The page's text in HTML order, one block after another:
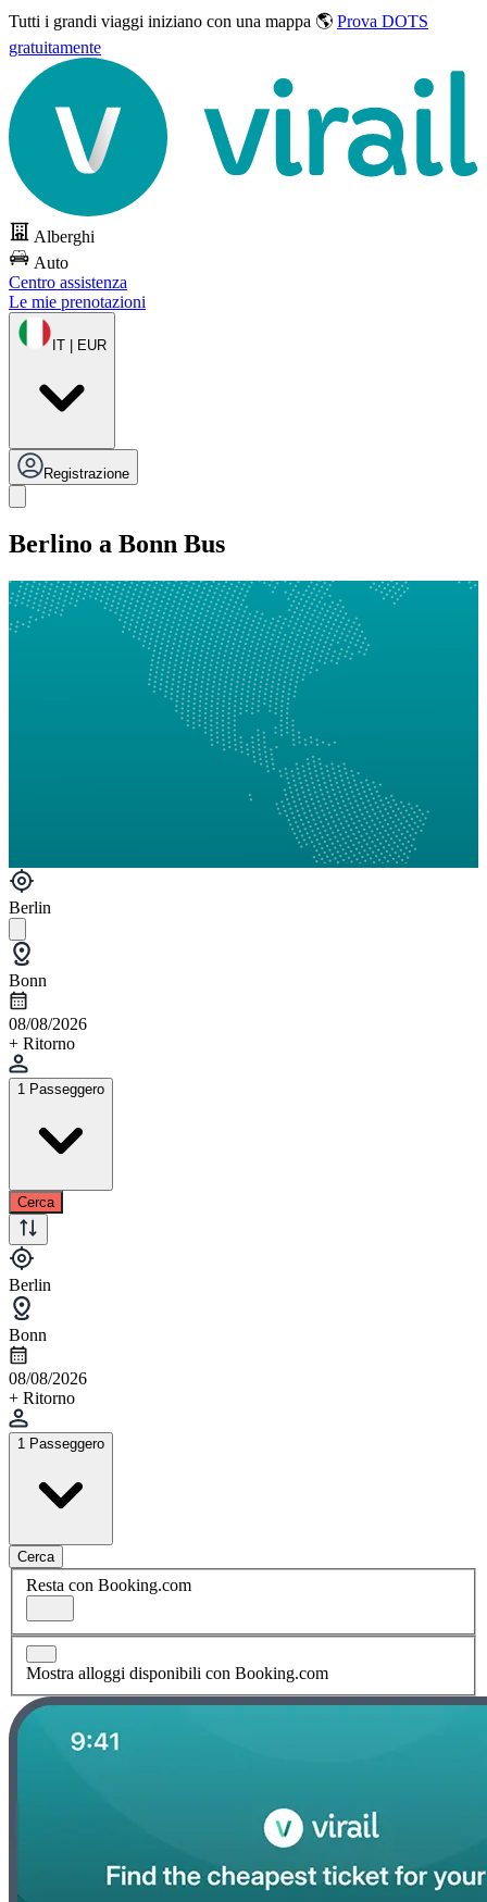
Tutti i grandi viaggi iniziano con una mappa 🌎 Prova DOTS
gratuitamente
Alberghi
Auto
Centro assistenza
Le mie prenotazioni
IT | EUR
Registrazione
Berlino a Bonn Bus
Berlin
Bonn
08/08/2026
+ Ritorno
1 Passeggero
Cerca
Berlin
Bonn
08/08/2026
+ Ritorno
1 Passeggero
Cerca
Resta con Booking.com
Mostra alloggi disponibili con Booking.com